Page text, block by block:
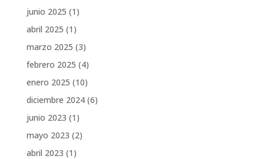
junio 2025 (1)
abril 2025 (1)
marzo 2025 (3)
febrero 2025 (4)
enero 2025 (10)
diciembre 2024(6)
junio 2023 (1)
mayo 2023 (2)
abril 2023 (1)